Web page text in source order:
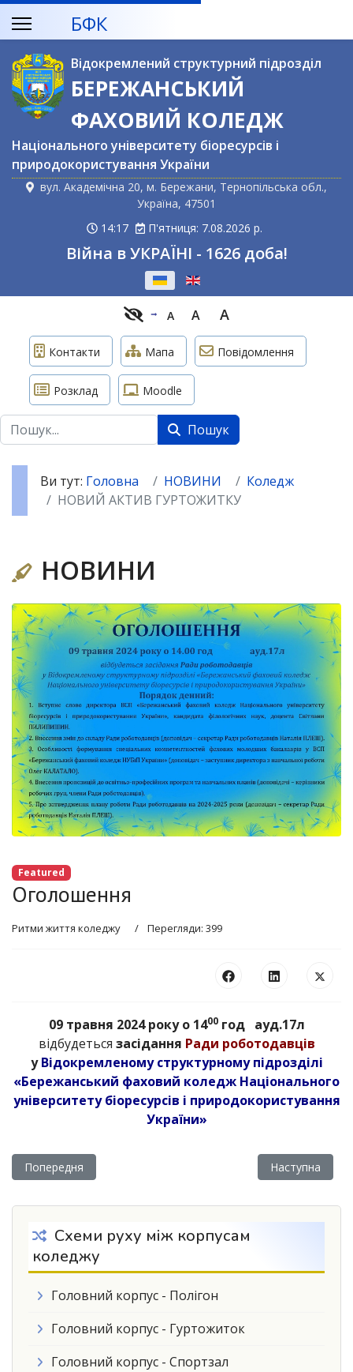
БФК
Відокремлений структурний підрозділ
БЕРЕЖАНСЬКИЙ
ФАХОВИЙ КОЛЕДЖ
Національного університету біоресурсів і
природокористування України
вул. Академічна 20, м. Бережани, Тернопільська обл.,
Україна, 47501
14:17
П'ятниця: 7.08.2026 р.
Війна в УКРАЇНІ - 1626 доба!
A A A
Контакти Мапа Повідомлення
Розклад Moodle
Пошук Пошук
Ви тут: Головна НОВИНИ
Коледж
НОВИЙ АКТИВ ГУРТОЖИТКУ
НОВИНИ
Featured
Оголошення
Ритми життя коледжу Перегляди: 399
09 травня 2024 року о 1400год ауд.17л
відбудеться засідання Ради роботодавців
уВідокремленому структурному підрозділі
«Бережанський фаховий коледж Національного
університету біоресурсів і природокористування
України»
Попередня стаття: Рада роботодавців Бережанського
Попередня Наступна
Наступна
Схеми руху між корпусам
коледжу
Головний корпус - Полігон
Головний корпус - Гуртожиток
Головний корпус - Спортзал